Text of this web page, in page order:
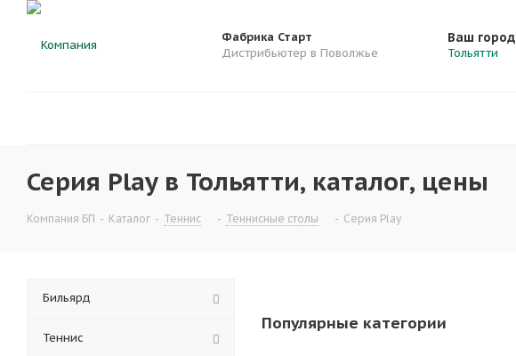
Фабрика Старт
Дистрибьютер в Поволжье
Ваш город
Тольятти
Серия Play в Тольятти, каталог, цены
Компания БП - Каталог - Теннис - Теннисные столы - Серия Play
Популярные категории
Бильярд
Теннис